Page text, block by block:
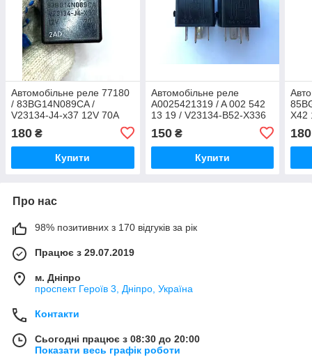
Автомобільне реле 77180
/ 83BG14N089CA /
V23134-J4-x37 12V 70A
180 ₴
Купити
Автомобільне реле
A0025421319 / A 002 542
13 19 / V23134-B52-X336
150₴
Купити
X42
180
Про нас
98% позитивних з 170 відгуків за рік
Працює з 29.07.2019
м. Дніпро
проспект Героїв 3, Дніпро, Україна
Контакти
Сьогодні працює з 08:30 до 20:00
Показати весь графік роботи